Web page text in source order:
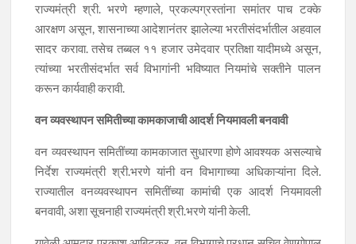
राज्यमंत्री श्री. भरणे म्हणाले, प्रकल्पग्रस्तांना समांतर पाच टक्के
आरक्षण असून, शासनाच्या आदेशानंतर झालेल्या भरतीसंदर्भातील अहवाल
सादर करावा. तसेच तब्बल ११ हजार उमेदवार प्रतिक्षा यादीमध्ये असून,
त्यांच्या भरतीसंदर्भात सर्व विभागांनी भविष्यात नियमांचे सक्तीने पालन
करून कार्यवाही करावी.
वन व्यवस्थापन समितीच्या कामकाजाची आदर्श नियमावली बनवावी
वन व्यवस्थापन समितींच्या कामकाजात सुधारणा होणे आवश्यक असल्याचे
निर्देश राज्यमंत्री श्री.भरणे यांनी वन विभागाच्या अधिकाऱ्यांना दिले.
राज्यातील वनव्यवस्थापन समितींच्या कामांची एक आदर्श नियमावली
बनवावी, अशा सूचनाही राज्यमंत्री श्री.भरणे यांनी केली.